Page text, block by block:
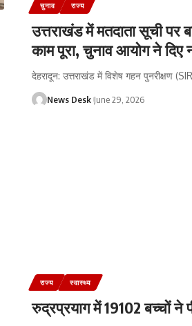
चुनाव राज्य
उत्तराखंड में मतदाता सूची
काम पूरा, चुनाव आयोग ने दिए
देहरादून: उत्तराखंड में विशेष गहन पुनरीक्षण
News Desk June 29, 2026
राज्य स्वास्थ्य
रुद्रप्रयाग में 19102 बच्चों ने